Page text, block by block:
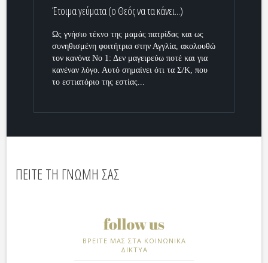
Έτοιμα γεύματα (ο Θεός να τα κάνει...)
Ως γνήσιο τέκνο της μαμάς πατρίδας και ως
συνηθισμένη φοιτήτρια στην Αγγλία, ακολουθώ
τον κανόνα Νο 1: Δεν μαγειρεύω ποτέ και για
κανέναν λόγο. Αυτό σημαίνει ότι τα Σ/Κ, που
το εστιατόριο της εστίας...
ΠΕΙΤΕ ΤΗ ΓΝΩΜΗ ΣΑΣ
ΒΡΕΙΤΕ ΜΑΣ ΣΤΑ ΚΟΙΝΩΝΙΚΑ
ΔΙΚΤΥΑ